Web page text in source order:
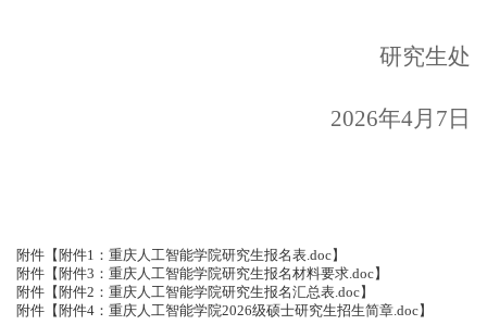
研究生处
2026年4月 7 日
附件【 附件1：重庆人工智能学院研究生报名表.doc】
附件【 附件3：重庆人工智能学院研究生报名材料要求.doc】
附件【 附件2：重庆人工智能学院研究生报名汇总表.doc】
附件【 附件4：重庆人工智能学院2026级硕士研究生招生简章.doc】